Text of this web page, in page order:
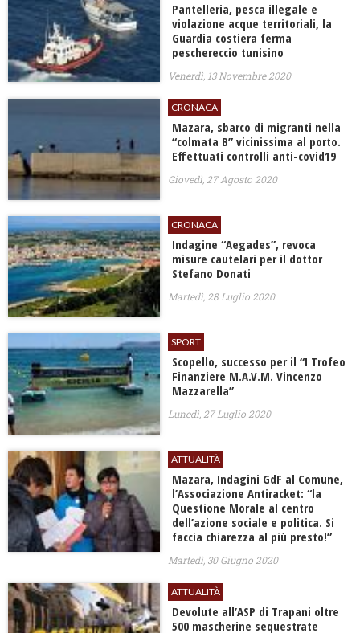
Pantelleria, pesca illegale e
violazione acque territoriali, la
Guardia costiera ferma
peschereccio tunisino
Venerdì, 13 Novembre 2020
CRONACA
Mazara, sbarco di migranti nella
“colmata B” vicinissima al porto.
Effettuati controlli anti-covid19
Giovedì, 27 Agosto 2020
CRONACA
Indagine “Aegades”, revoca
misure cautelari per il dottor
Stefano Donati
Martedì, 28 Luglio 2020
SPORT
Scopello, successo per il “I Trofeo
Finanziere M.A.V.M. Vincenzo
Mazzarella”
Lunedì, 27 Luglio 2020
ATTUALITÀ
Mazara, Indagini GdF al Comune,
l’Associazione Antiracket: “la
Questione Morale al centro
dell’azione sociale e politica. Si
faccia chiarezza al più presto!”
Martedì, 30 Giugno 2020
ATTUALITÀ
Devolute all’ASP di Trapani oltre
500 mascherine sequestrate